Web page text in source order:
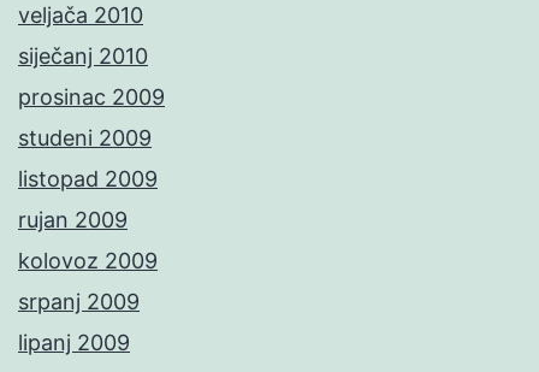
veljača 2010
siječanj 2010
prosinac 2009
studeni 2009
listopad 2009
rujan 2009
kolovoz 2009
srpanj 2009
lipanj 2009